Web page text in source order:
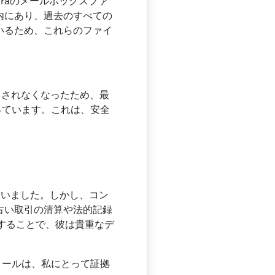
あり、過去のすべての
ため、これらのファイ
れなくなったため、最
います。これは、安全
ました。しかし、コン
取引の清算や法的記録
ることで、彼は貴重なデ
ルは、私にとって証拠